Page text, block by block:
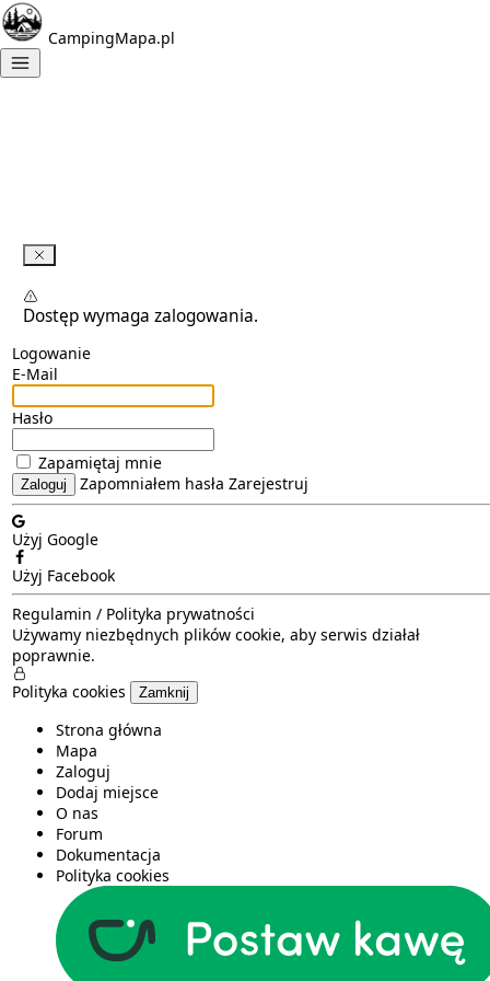
CampingMapa.pl
Dostęp wymaga zalogowania.
Logowanie
E-Mail
Hasło
Zapamiętaj mnie
Zaloguj Zapomniałem hasła Zarejestruj
Użyj Google
Użyj Facebook
Regulamin / Polityka prywatności
Używamy niezbędnych plików cookie, aby serwis działał
poprawnie.
Polityka cookies
Zamknij
Strona główna
Mapa
Zaloguj
Dodaj miejsce
O nas
Forum
Dokumentacja
Polityka cookies